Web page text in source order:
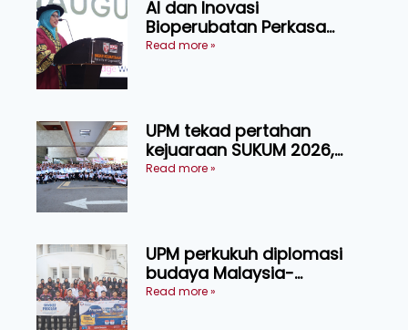
AI dan Inovasi
Bioperubatan Perkasa
Pengesanan Awal Penyakit,
Read more »
UPM tekad pertahan
kejuaraan SUKUM 2026,
sasar 16 pingat emas
Read more »
UPM perkukuh diplomasi
budaya Malaysia-
Indonesia melalui Narasi
Read more »